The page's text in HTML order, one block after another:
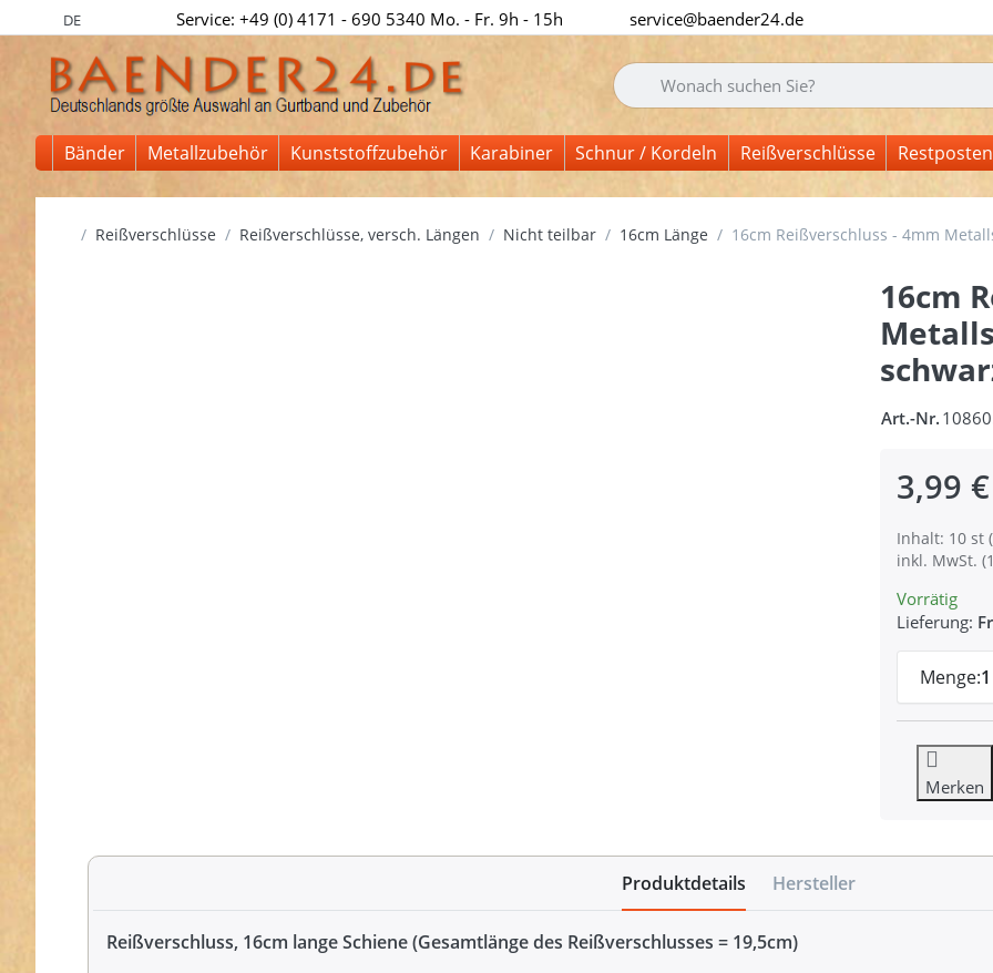
DE Service: +49 (0) 4171 - 690 5340 Mo. - Fr. 9h - 15h service@baender24.de
Geben Sie einen Suchbegriff ein. Während Sie
Bänder Metallzubehör Kunststoffzubehör Karabiner Schnur / Kordeln Reißverschlüsse Restposten
Startseite
Reißverschlüsse Reißverschlüsse, versch. Längen Nicht teilbar 16cm Länge 16cm Reißverschluss - 4mm
16cm
Art.-Nr.
3,99 €
Inhalt: 10 st
inkl. MwSt.
Vorrätig
Lieferung:
Menge:1
Merken
Produktdetails Hersteller
Reißverschluss, 16cm lange Schiene (Gesamtlänge des Reißverschlusses = 19,5cm)